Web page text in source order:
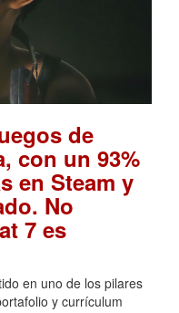
de
con un 93%
en Steam y
No
7 es
en uno de los pilares
y currículum